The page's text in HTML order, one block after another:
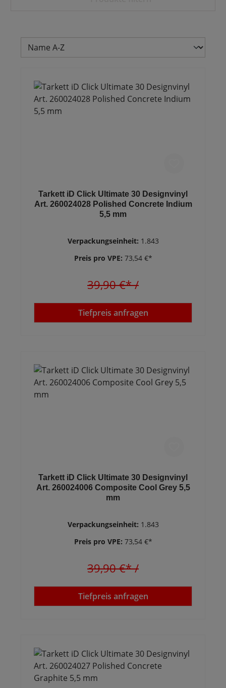
Tarkett iD Click Ultimate 30 Designvinyl
Art. 260024028 Polished Concrete Indium
5,5 mm
Verpackungseinheit: 1.843
Preis pro VPE: 73,54 €*
39,90 €*/
Tiefpreis anfragen
Tarkett iD Click Ultimate 30 Designvinyl
Art. 260024006 Composite Cool Grey 5,5
mm
Verpackungseinheit: 1.843
Preis pro VPE: 73,54 €*
39,90 €*/
Tiefpreis anfragen